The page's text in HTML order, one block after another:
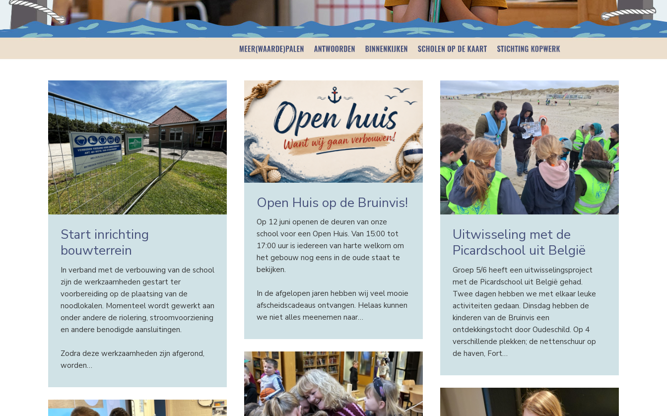
Start inrichting
bouwterrein
In verband met de verbouwing van de school
zijn de werkzaamheden gestart ter
voorbereiding op de plaatsing van de
noodlokalen. Momenteel wordt gewerkt aan
onder andere de riolering, stroomvoorziening
en andere benodigde aansluitingen.
Zodra deze werkzaamheden zijn afgerond,
worden…
Open Huis op de Bruinvis!
Op 12 juni openen de deuren van onze
school voor een Open Huis. Van 15:00 tot
17:00 uur is iedereen van harte welkom om
het gebouw nog eens in de oude staat te
bekijken.
In de afgelopen jaren hebben wij veel mooie
afscheidscadeaus ontvangen. Helaas kunnen
we niet alles meenemen naar…
Uitwisseling met de
Picardschool uit België
Groep 5/6 heeft een uitwisselingsproject
met de Picardschool uit België gehad.
Twee dagen hebben we met elkaar leuke
activiteiten gedaan. Dinsdag hebben de
kinderen van de Bruinvis een
ontdekkingstocht door Oudeschild. Op 4
verschillende plekken; de nettenschuur op
de haven, Fort…